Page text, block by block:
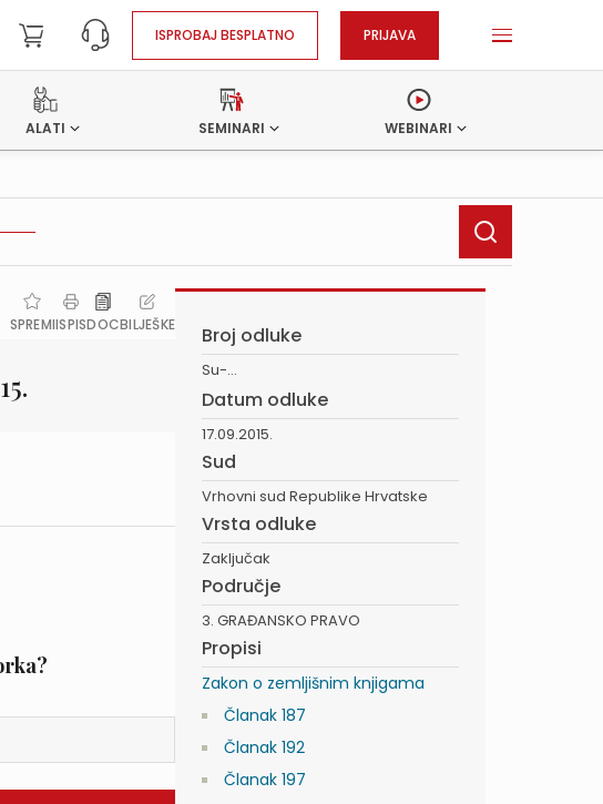
ISPROBAJ BESPLATNO PRIJAVA
ALATI SEMINARI WEBINARI
SPREMIISPISDOCBILJEŠKE Broj odluke
Su-...
Datum odluke
17.09.2015.
Sud
Vrhovni sud Republike Hrvatske
Vrsta odluke
Zaključak
Područje
3. GRAĐANSKO PRAVO
Propisi
Zakon o zemljišnim knjigama
Članak 187
Članak 192
Članak 197